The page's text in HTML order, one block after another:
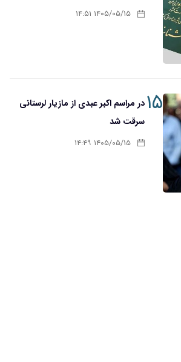
۱۴۰۵/۰۵/۱۵ ۱۴:۵۱
۱۵در مراسم اکبر عبدی از مازیار لرستانی
سرقت شد
۱۴۰۵/۰۵/۱۵ ۱۴:۴۹